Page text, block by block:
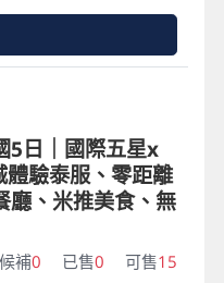
5日｜國際五星x
體驗泰服、零距離
廳、米推美食、無
候補0 已售0 可售15